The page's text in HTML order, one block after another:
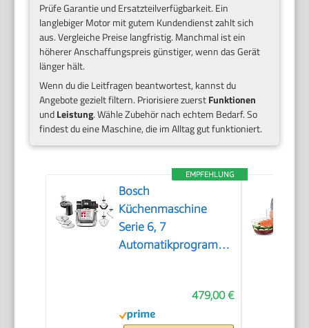
Prüfe Garantie und Ersatzteilverfügbarkeit. Ein
langlebiger Motor mit gutem Kundendienst zahlt sich
aus. Vergleiche Preise langfristig. Manchmal ist ein
höherer Anschaffungspreis günstiger, wenn das Gerät
länger hält.
Wenn du die Leitfragen beantwortest, kannst du
Angebote gezielt filtern. Priorisiere zuerstFunktionen
undLeistung. Wähle Zubehör nach echtem Bedarf. So
findest du eine Maschine, die im Alltag gut funktioniert.
EMPFEHLUNG
Bosch
Küchenmaschine
Serie 6, 7
Automatikprogramme,
Durchlaufschnitzler,
Scheiben,
479,00 €